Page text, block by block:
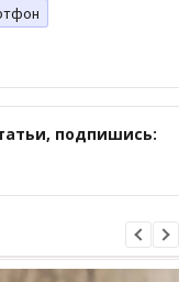
подпишись: